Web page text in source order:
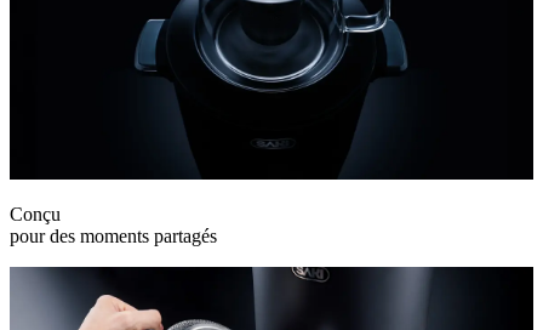
Conçu
pour des moments partagés